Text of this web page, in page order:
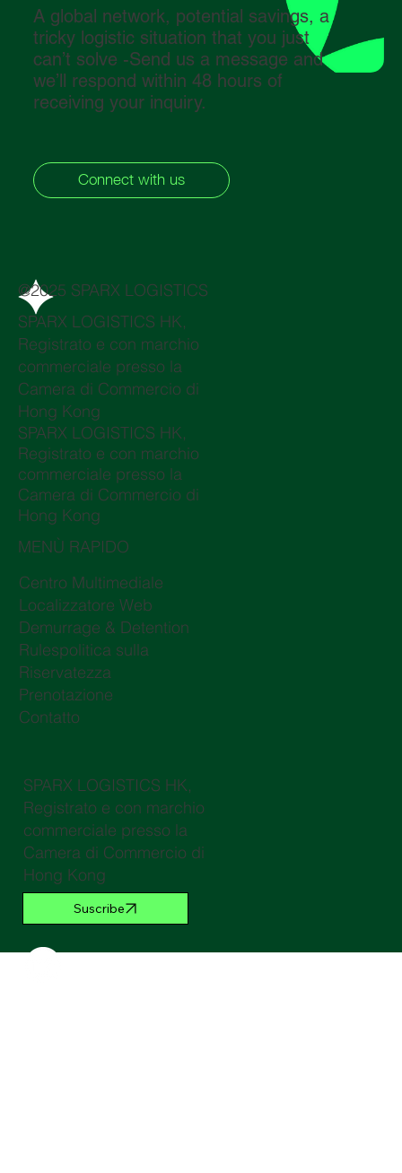
A global network, potential savings, a
tricky logistic situation that you just
can’t solve -Send us a message and
we’ll respond within 48 hours of
receiving your inquiry.
Connect with us
@2025 SPARX LOGISTICS
SPARX LOGISTICS HK,
Registrato e con marchio
commerciale presso la
Camera di Commercio di
Hong Kong
SPARX LOGISTICS HK,
Registrato e con marchio
commerciale presso la
Camera di Commercio di
Hong Kong
MENÙ RAPIDO
Centro Multimediale
Localizzatore Web
Demurrage & Detention
Rulespolitica sulla
Riservatezza
Prenotazione
Contatto
SPARX LOGISTICS HK,
Registrato e con marchio
commerciale presso la
Camera di Commercio di
Hong Kong
Suscribe